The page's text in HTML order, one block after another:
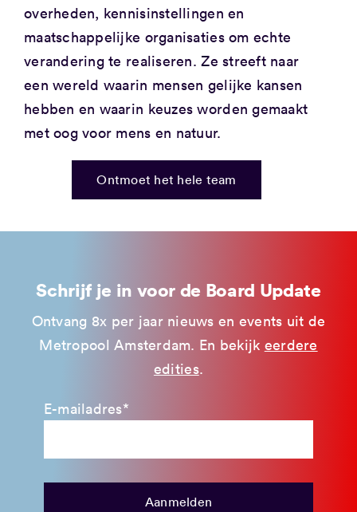
overheden, kennisinstellingen en
maatschappelijke organisaties om echte
verandering te realiseren. Ze streeft naar
een wereld waarin mensen gelijke kansen
hebben en waarin keuzes worden gemaakt
met oog voor mens en natuur.
Ontmoet het hele team
Schrijf je in voor de Board Update
Ontvang 8x per jaar nieuws en events uit de
Metropool Amsterdam. En bekijk eerdere
edities.
E-mailadres*